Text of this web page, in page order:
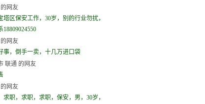
网友
塔区保安工作，30岁，别的行业勿扰，
网友
事，倒手一卖，十几万进口袋
联通 的网友
网友
求职，求职，求职，保安，男，30岁，